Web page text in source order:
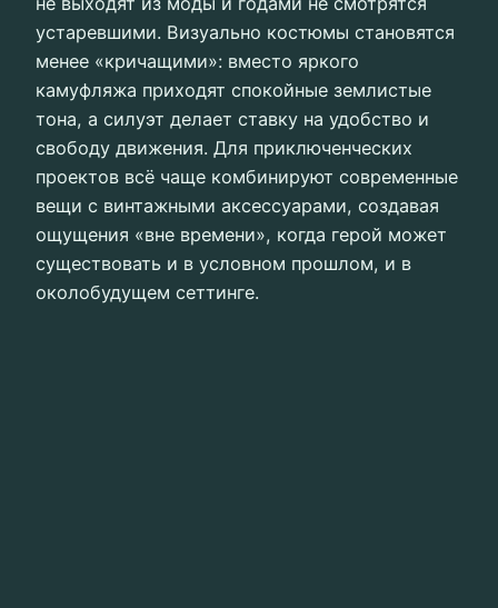
устаревшими. Визуально костюмы становятся
менее «кричащими»: вместо яркого
камуфляжа приходят спокойные землистые
тона, а силуэт делает ставку на удобство и
свободу движения. Для приключенческих
проектов всё чаще комбинируют современные
вещи с винтажными аксессуарами, создавая
ощущения «вне времени», когда герой может
существовать и в условном прошлом, и в
околобудущем сеттинге.